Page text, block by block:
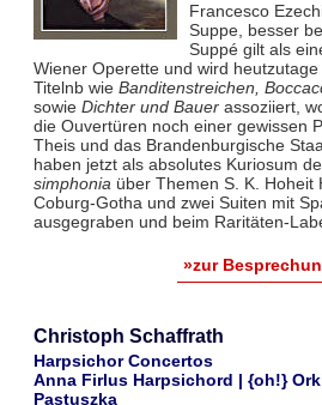
Francesco
Suppe, besser
Suppé gilt als
Wiener Operette und wird
Titelnb wie Banditenstreichen,
sowie Dichter und Bauerassoziiert,
die Ouvertüren noch einer gewissen
Theis und das Brandenburgische
haben jetzt als absolutes Kuriosum
simphoniaüber Themen S. K. Hoheit
Coburg-Gotha und zwei Suiten mit
ausgegraben und beim Raritäten-
»zur
Christoph Schaffrath
Harpsichor Concertos
Anna Firlus Harpsichord | {oh!}
Pastuszka